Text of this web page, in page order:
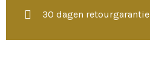
30 dagen retourgarantie